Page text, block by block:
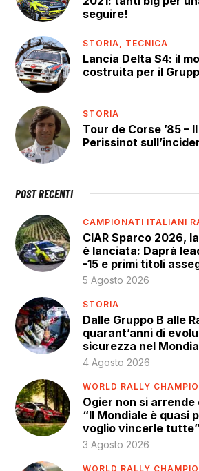
seguire!
STORIA, TECNICA
Lancia Delta S4: il
costruita per il
STORIA
Tour de Corse ’85 –
Perissinot
POST RECENTI
CAMPIONATI ITALIANI
CIAR Sparco 2026,
è lanciata: Daprà
-15 e primi titoli
5 Agosto 2026
STORIA
Dalle Gruppo B alle
quarant’anni di
sicurezza nel
4 Agosto 2026
WORLD RALLY
Ogier non si
“Il Mondiale è quasi
voglio vincerle tutte”
3 Agosto 2026
WORLD RALLY